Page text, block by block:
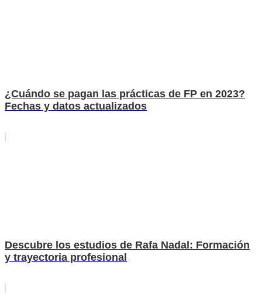
¿Cuándo se pagan las prácticas de FP en 2023?
Fechas y datos actualizados
Descubre los estudios de Rafa Nadal: Formación
y trayectoria profesional